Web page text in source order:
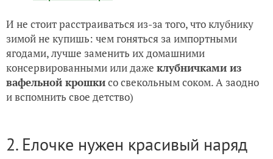
И не стоит расстраиваться из-за того, что клубнику
зимой не купишь: чем гоняться за импортными
ягодами, лучше заменить их домашними
консервированными или даже клубничками из
вафельной крошкисо свекольным соком. А заодно
и вспомнить свое детство)
2. Елочке нужен красивый наряд